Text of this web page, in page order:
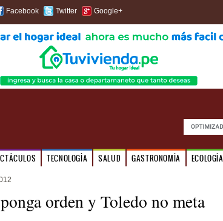
Facebook Twitter Google+
TECNOLOGÍA SALUD GASTRONOMÍA ECOLOGÍA
orden y Toledo no meta